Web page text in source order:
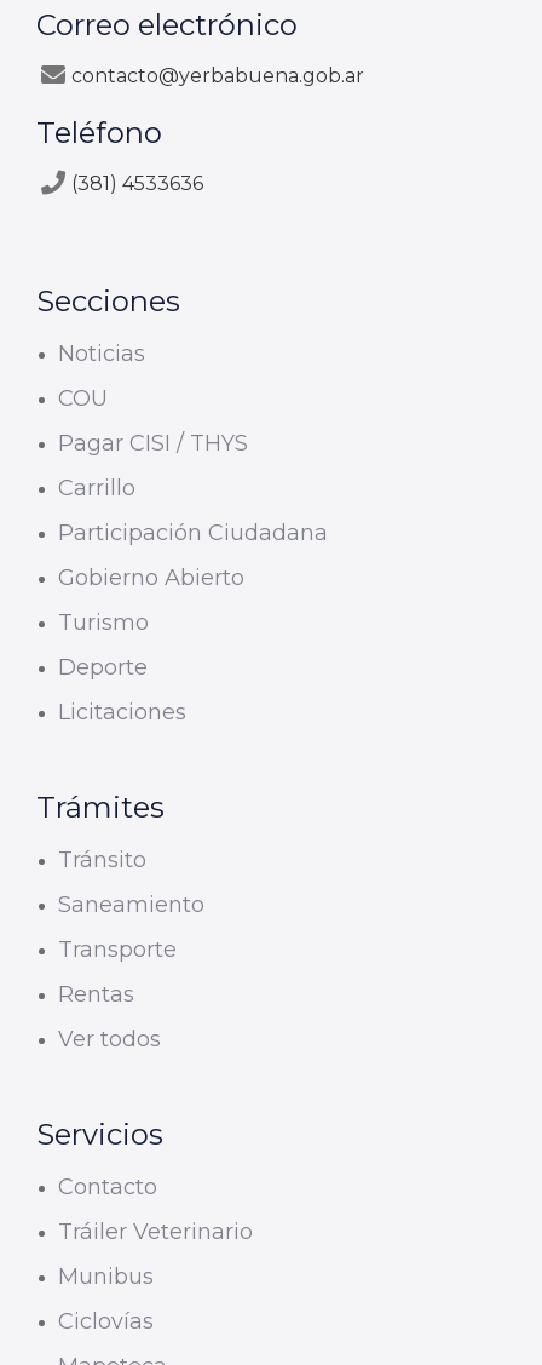
Correo electrónico
contacto@yerbabuena.gob.ar
Teléfono
(381) 4533636
Secciones
Noticias
COU
Pagar CISI / THYS
Carrillo
Participación Ciudadana
Gobierno Abierto
Turismo
Deporte
Licitaciones
Trámites
Tránsito
Saneamiento
Transporte
Rentas
Ver todos
Servicios
Contacto
Tráiler Veterinario
Munibus
Ciclovías